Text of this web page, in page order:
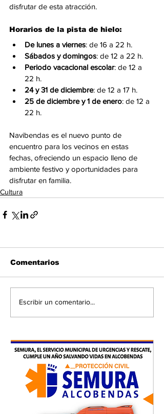
disfrutar de esta atracción.
Horarios de la pista de hielo:
De lunes a viernes: de 16 a 22 h.
Sábados y domingos: de 12 a 22 h.
Periodo vacacional escolar: de 12 a
22 h.
24 y 31 de diciembre: de 12 a 17 h.
25 de diciembre y 1 de enero: de 12 a
22 h.
Navibendas es el nuevo punto de
encuentro para los vecinos en estas
fechas, ofreciendo un espacio lleno de
ambiente festivo y oportunidades para
disfrutar en familia.
Cultura
Comentarios
Escribir un comentario...